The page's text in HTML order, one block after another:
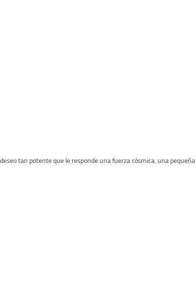
tan potente que le responde una fuerza cósmica, una